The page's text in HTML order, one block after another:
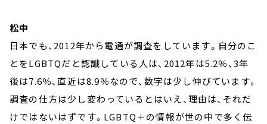
松中
日本でも、2012年から電通が調査をしています。自分のこ
とをLGBTQだと認識している人は、2012年は5.2％、3年
後は7.6％、直近は8.9％なので、数字は少し伸びています。
調査の仕方は少し変わっているとはいえ、理由は、それだ
けではないはずです。LGBTQ＋の情報が世の中で多く伝